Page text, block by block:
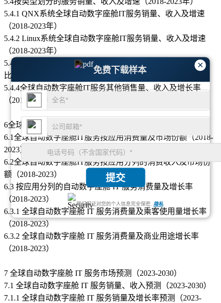
×
免费下载样本
提交
我们保证对您的个人信息完全保密. 隐私
5.4.1 QNX系统全球自动数字座舱IT服务销量、收入及增速
（2018-2023年）
5.4.2 Linux系统全球自动数字座舱IT服务销量、收入及增速
（2018-2023年）
5.4.3 全球自动数字座舱IT服务销量、收入及增速WinCE系统
比率（2018-2023年）
5.4.4全球自动数字座舱IT服务其他销售量、收入及增长率
（2018-2023年）
6全球自动数字座舱IT服务按应用市场分析
6.1全球自动数字座舱IT服务按应用消费量及市场份额（2018-
2023）
6.2全球自动数字座舱IT服务按应用分列的消费收入及市场份
额（2018-2023）
6.3 按应用分列的自动数字座舱 IT 服务消费量及增长率
（2018-2023）
6.3.1 全球自动数字座舱 IT 服务消费量及乘客使用量增长率
（2018-2023）
6.3.2 全球自动数字座舱 IT 服务消费量及商业用途增长率
（2018-2023）
7 全球自动数字座舱 IT 服务市场预测（2023-2030）
7.1 全球自动数字座舱 IT 服务销量、收入预测（2023-2030）
7.1.1 全球自动数字座舱 IT 服务销量及增长率预测（2023-